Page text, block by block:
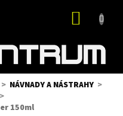
NÁVNADY A NÁSTRAHY
150ml